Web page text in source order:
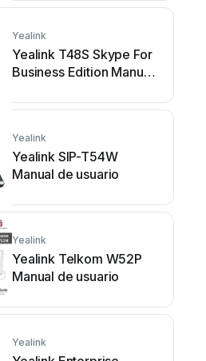
Yealink
Yealink T48S Skype For
Business Edition Manual
Yealink
Yealink SIP-T54W
Manual de usuario
Yealink
Yealink Telkom W52P
Manual de usuario
Yealink